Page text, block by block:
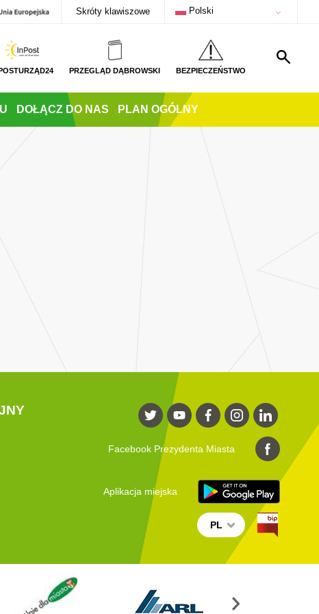
Skróty klawiszowe Polski
PRZEGLĄD DĄBROWSKI BEZPIECZEŃSTWO
DOŁĄCZ DO NAS PLAN OGÓLNY
Facebook Prezydenta Miasta
Aplikacja miejska
PL